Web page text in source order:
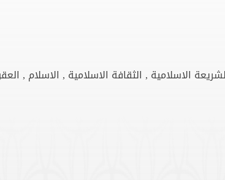
الاسلامية , الثقافة الاسلامية , الاسلام ,